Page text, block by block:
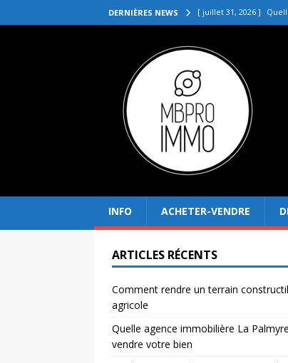
DERNIÈRES NEWS [ juillet 31, 2026 ]
[ juillet 27, 2026 ]
[ juillet 23, 2026 ]
[ juillet 19, 2026 ]
[ août 4, 2026 ]
INFO ACHETER-VENDRE
ARTICLES RÉCENTS
Comment rendre un terrain
agricole
Quelle agence immobilière La
vendre votre bien